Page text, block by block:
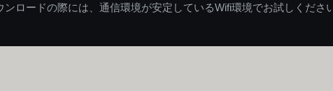
ロードの際には、通信環境が安定しているWifi環境でお試しください